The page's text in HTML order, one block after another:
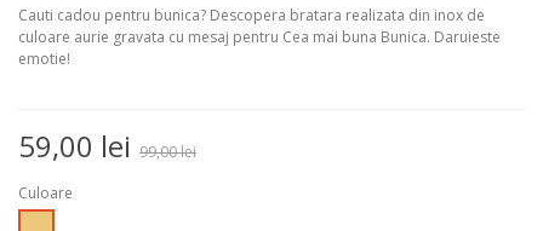
Cauti cadou pentru bunica? Descopera bratara realizata din inox de
culoare aurie gravata cu mesaj pentru Cea mai buna Bunica. Daruieste
emotie!
59,00 lei 99,00 lei
Culoare